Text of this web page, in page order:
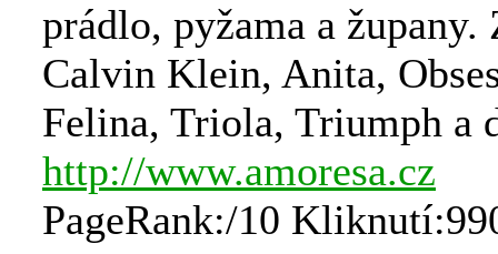
prádlo, pyžama a župany.
Calvin Klein, Anita,
Felina, Triola, Triumph a
http://www.amoresa.cz
PageRank:/10